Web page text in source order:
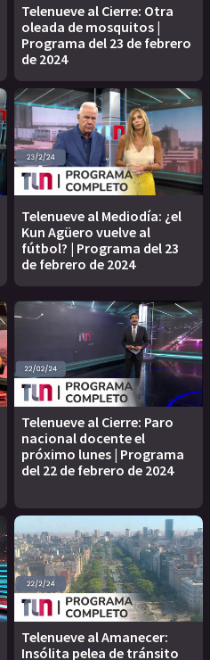
Telenueve al Cierre: Otra
oleada de mosquitos |
Programa del 23 de febrero
de 2024
Telenueve al Mediodía: ¿el
Kun Agüero vuelve al
fútbol? | Programa del 23
de febrero de 2024
Telenueve al Cierre: Paro
nacional docente el
próximo lunes | Programa
del 22 de febrero de 2024
Telenueve al Amanecer:
Insólita pelea de tránsito